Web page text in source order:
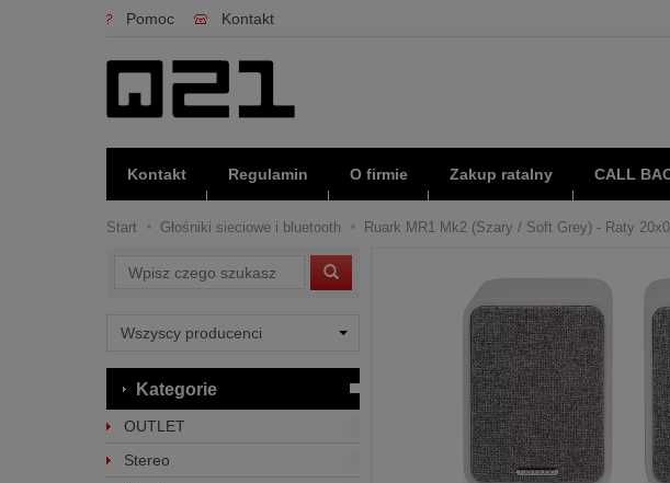
Pomoc Kontakt
Kontakt Regulamin O firmie Zakup ratalny CALL
Start Głośniki sieciowe i bluetooth Ruark MR1 Mk2 (Szary / Soft Grey) - Raty
Wyszukaj
Kategorie
OUTLET
Stereo